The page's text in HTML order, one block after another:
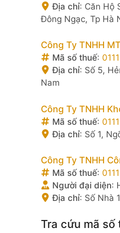
Địa chỉ: Căn Hộ
Đông Ngạc, Tp Hà
Công Ty TNHH
Mã số thuế:
Địa chỉ: Số 5,
Nam
Công Ty TNHH
Mã số thuế:
Địa chỉ: Số 1,
Công Ty TNHH
Mã số thuế:
Người đại diện:
Địa chỉ: Số Nhà
Tra cứu mã